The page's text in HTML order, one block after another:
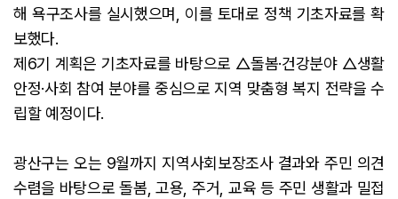
해 욕구조사를 실시했으며, 이를 토대로 정책 기초자료를 확
보했다.
제6기 계획은 기초자료를 바탕으로 △돌봄·건강분야 △생활
안정·사회 참여 분야를 중심으로 지역 맞춤형 복지 전략을 수
립할 예정이다.
광산구는 오는 9월까지 지역사회보장조사 결과와 주민 의견
수렴을 바탕으로 돌봄, 고용, 주거, 교육 등 주민 생활과 밀접